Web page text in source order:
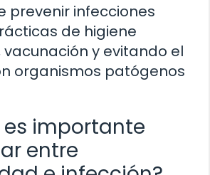
prevenir infecciones
de higiene
y evitando el
organismos patógenos
es importante
entre